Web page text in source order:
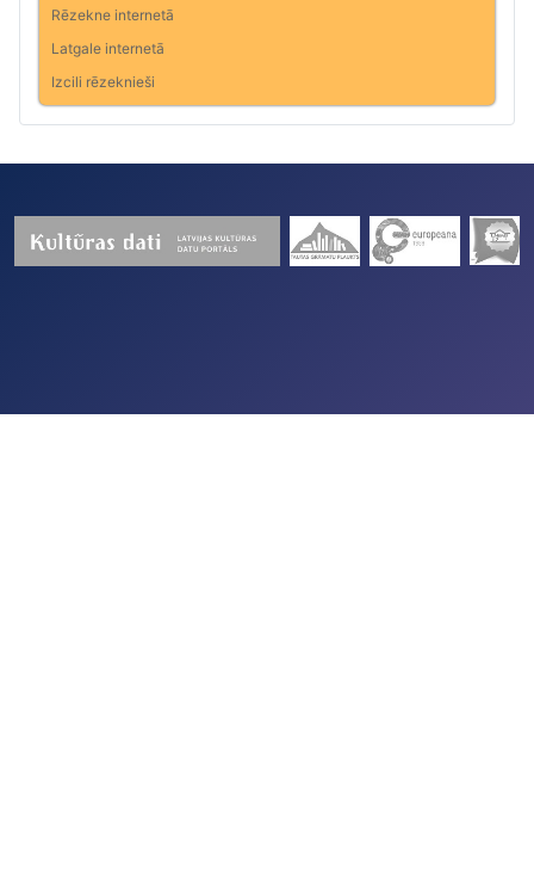
Rēzekne internetā
Latgale internetā
Izcili rēzeknieši